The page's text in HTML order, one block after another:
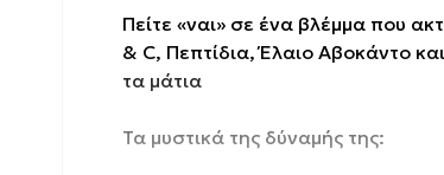
Πείτε «ναι» σε ένα βλέμμα που
& C, Πεπτίδια, Έλαιο Αβοκάντο
τα μάτια
Τα μυστικά της δύναμής της: